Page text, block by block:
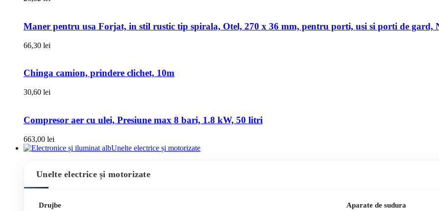
Maner pentru usa Forjat, in stil rustic tip spirala, Otel, 270 x 36 mm, pentru porti, usi si porti de gard,
66,30 lei
Chinga camion, prindere clichet, 10m
30,60 lei
Compresor aer cu ulei, Presiune max 8 bari, 1.8 kW, 50 litri
663,00 lei
Unelte electrice și motorizate
Unelte electrice și motorizate
Drujbe Aparate de sudura